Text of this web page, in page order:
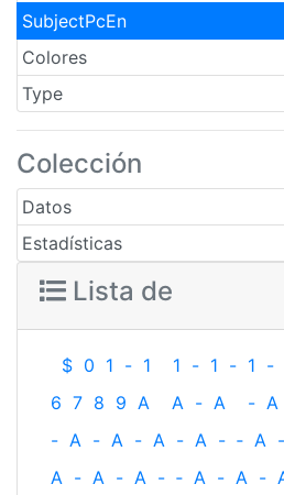
SubjectPcEn
Colores
Type
Colección
Datos
Estadísticas
Lista de
$ 0 1 - 1 1 - 1 - 1 -
6 7 8 9 A A - A - A
- A - A - A - A - ‐ A -
A - A - A - ‐ A - A -